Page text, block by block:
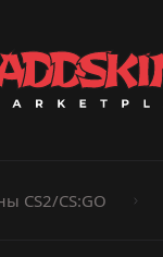
Ножи
CS2/CS:GO